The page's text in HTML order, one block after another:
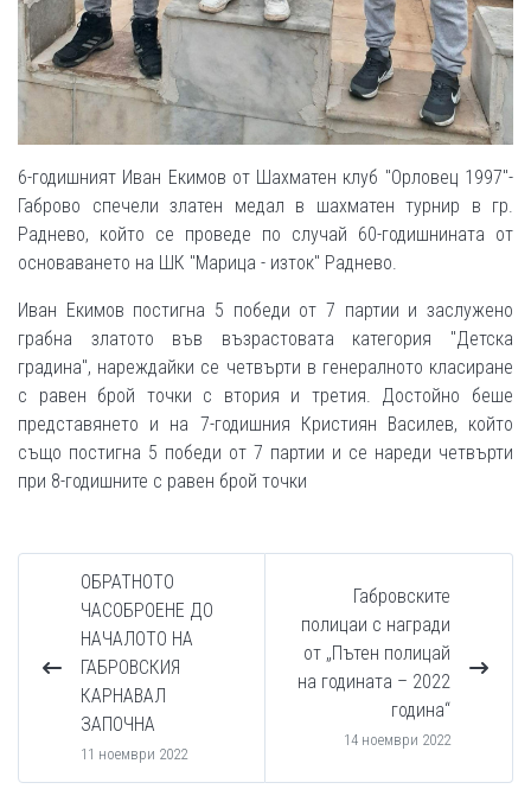
6-годишният Иван Екимов от Шахматен клуб "Орловец 1997"-
Габрово спечели златен медал в шахматен турнир в гр.
Раднево, който се проведе по случай 60-годишнината от
основаването на ШК "Марица - изток" Раднево.
Иван Екимов постигна 5 победи от 7 партии и заслужено
грабна златото във възрастовата категория "Детска
градина", нареждайки се четвърти в генералното класиране
с равен брой точки с втория и третия. Достойно беше
представянето и на 7-годишния Кристиян Василев, който
също постигна 5 победи от 7 партии и се нареди четвърти
при 8-годишните с равен брой точки
ОБРАТНОТО
ЧАСОБРОЕНЕ ДО
НАЧАЛОТО НА
ГАБРОВСКИЯ
КАРНАВАЛ
ЗАПОЧНА
11 ноември 2022
Габровските
полицаи с награди
от „Пътен полицай
на годината – 2022
година“
14 ноември 2022